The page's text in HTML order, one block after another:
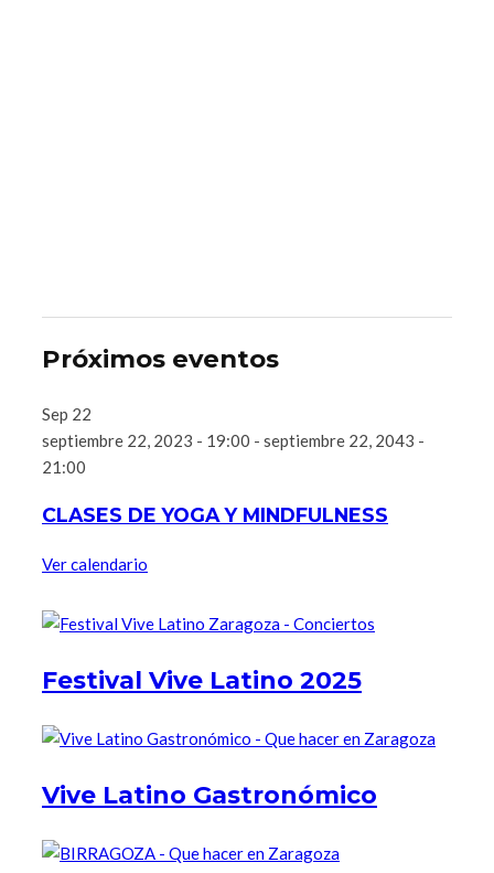
Próximos eventos
Sep 22
septiembre 22, 2023 - 19:00 - septiembre 22, 2043 -
21:00
CLASES DE YOGA Y MINDFULNESS
Ver calendario
Festival Vive Latino 2025
Vive Latino Gastronómico